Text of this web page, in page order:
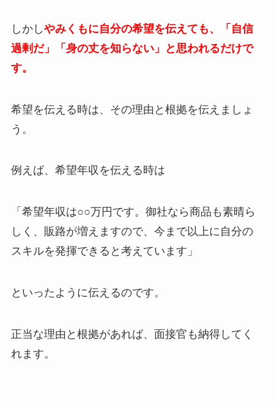
しかしやみくもに自分の希望を伝えても、「自信
過剰だ」「身の丈を知らない」と思われるだけで
す。
希望を伝える時は、その理由と根拠を伝えましょ
う。
例えば、希望年収を伝える時は
「希望年収は○○万円です。御社なら商品も素晴ら
しく、販路が増えますので、今まで以上に自分の
スキルを発揮できると考えています」
といったように伝えるのです。
正当な理由と根拠があれば、面接官も納得してく
れます。